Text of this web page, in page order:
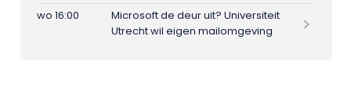
wo 16:00
Microsoft de deur uit? Universiteit
Utrecht wil eigen mailomgeving